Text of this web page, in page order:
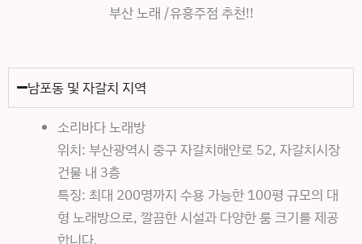
부산 노래 /유흥주점 추천!!
남포동 및 자갈치 지역
소리바다 노래방
위치: 부산광역시 중구 자갈치해안로 52, 자갈치시장
건물 내 3층
특징: 최대 200명까지 수용 가능한 100평 규모의 대
형 노래방으로, 깔끔한 시설과 다양한 룸 크기를 제공
합니다.